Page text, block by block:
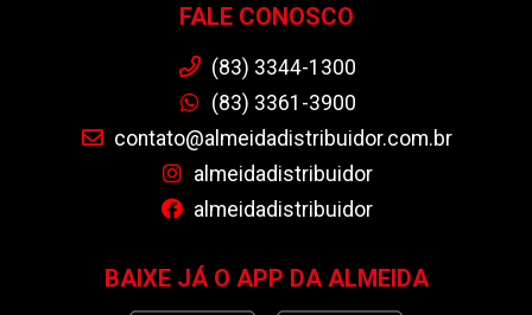
FALE CONOSCO
(83) 3344-1300
(83) 3361-3900
contato@almeidadistribuidor.com.br
almeidadistribuidor
almeidadistribuidor
BAIXE JÁ O APP DA ALMEIDA